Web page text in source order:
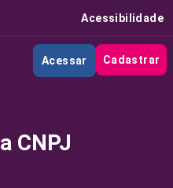
Acessibilidade
Acessar Cadastrar
CNPJ